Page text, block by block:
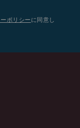
ポリシー に同意し